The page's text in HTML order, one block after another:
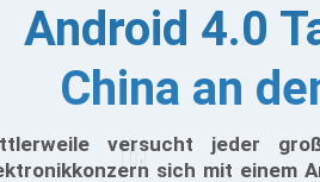
Android 4.0
China an
versucht jeder
sich mit einem